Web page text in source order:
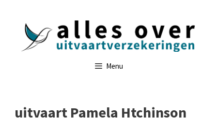
Menu
uitvaart Pamela Htchinson